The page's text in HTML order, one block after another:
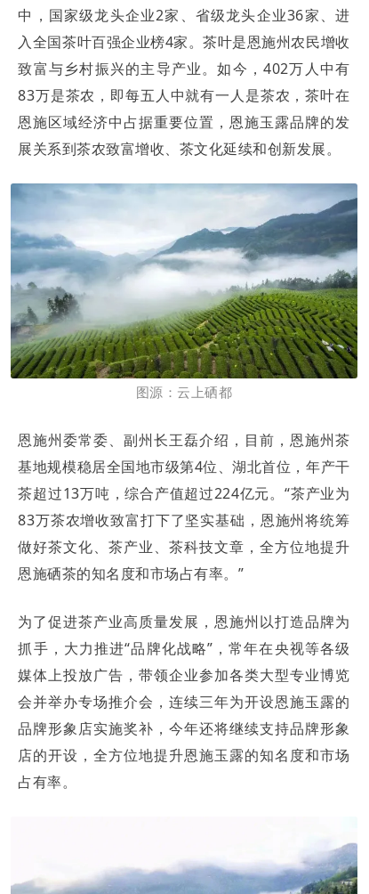
中，国家级龙头企业2家、省级龙头企业36家、进
入全国茶叶百强企业榜4家。茶叶是恩施州农民增收
致富与乡村振兴的主导产业。如今，402万人中有
83万是茶农，即每五人中就有一人是茶农，茶叶在
恩施区域经济中占据重要位置，恩施玉露品牌的发
展关系到茶农致富增收、茶文化延续和创新发展。
图源：云上硒都
恩施州委常委、副州长王磊介绍，目前，恩施州茶
基地规模稳居全国地市级第4位、湖北首位，年产干
茶超过13万吨，综合产值超过224亿元。“茶产业为
83万茶农增收致富打下了坚实基础，恩施州将统筹
做好茶文化、茶产业、茶科技文章，全方位地提升
恩施硒茶的知名度和市场占有率。”
为了促进茶产业高质量发展，恩施州以打造品牌为
抓手，大力推进“品牌化战略”，常年在央视等各级
媒体上投放广告，带领企业参加各类大型专业博览
会并举办专场推介会，连续三年为开设恩施玉露的
品牌形象店实施奖补，今年还将继续支持品牌形象
店的开设，全方位地提升恩施玉露的知名度和市场
占有率。